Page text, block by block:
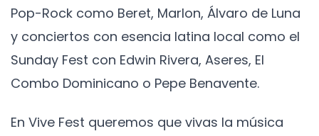
Pop-Rock como Beret, Marlon, Álvaro de Luna
y conciertos con esencia latina local como el
Sunday Fest con Edwin Rivera, Aseres, El
Combo Dominicano o Pepe Benavente.
En Vive Fest queremos que vivas la música